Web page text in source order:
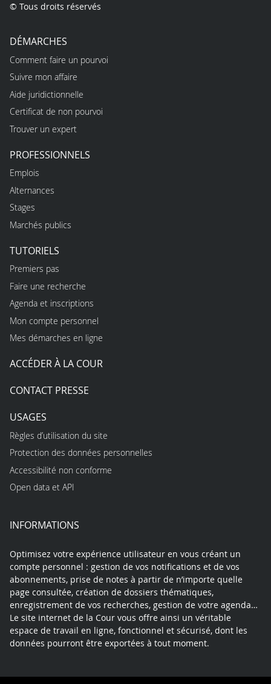
© Tous droits réservés
DÉMARCHES
Comment faire un pourvoi
Suivre mon affaire
Aide juridictionnelle
Certificat de non pourvoi
Trouver un expert
PROFESSIONNELS
Emplois
Alternances
Stages
Marchés publics
TUTORIELS
Premiers pas
Faire une recherche
Agenda et inscriptions
Mon compte personnel
Mes démarches en ligne
ACCÉDER À LA COUR
CONTACT PRESSE
USAGES
Règles d’utilisation du site
Protection des données personnelles
Accessibilité non conforme
Open data et API
INFORMATIONS
Optimisez votre expérience utilisateur en vous créant un
compte personnel : gestion de vos notifications et de vos
abonnements, prise de notes à partir de n’importe quelle
page consultée, création de dossiers thématiques,
enregistrement de vos recherches, gestion de votre agenda…
Le site internet de la Cour vous offre ainsi un véritable
espace de travail en ligne, fonctionnel et sécurisé, dont les
données pourront être exportées à tout moment.